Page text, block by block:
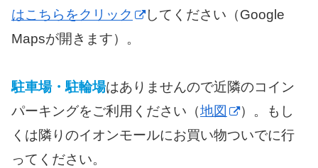
はこちらをクリック
してください（Google
Mapsが開きます）。
駐車場・駐輪場はありませんので近隣のコイン
パーキングをご利用ください（地図
）。もし
くは隣りのイオンモールにお買い物ついでに行
ってください。